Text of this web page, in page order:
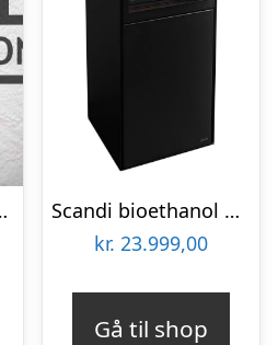
Scandi bioethanol brændeovn
kr. 23.999,00
Gå til shop